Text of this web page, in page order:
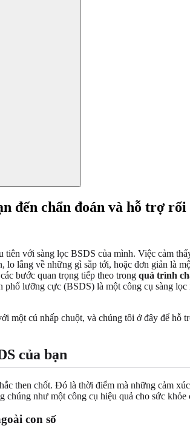
đến chẩn đoán và hỗ trợ
tiên với sàng lọc BSDS của mình. Việc cảm
lo lắng về những gì sắp tới, hoặc đơn giản là
bước quan trọng tiếp theo trong quá trình
phổ lưỡng cực (BSDS) là một công cụ sàng
một cú nhấp chuột, và chúng tôi ở đây để
của bạn
then chốt. Đó là thời điểm mà những cảm
như một công cụ hiệu quả cho sức khỏe
con số